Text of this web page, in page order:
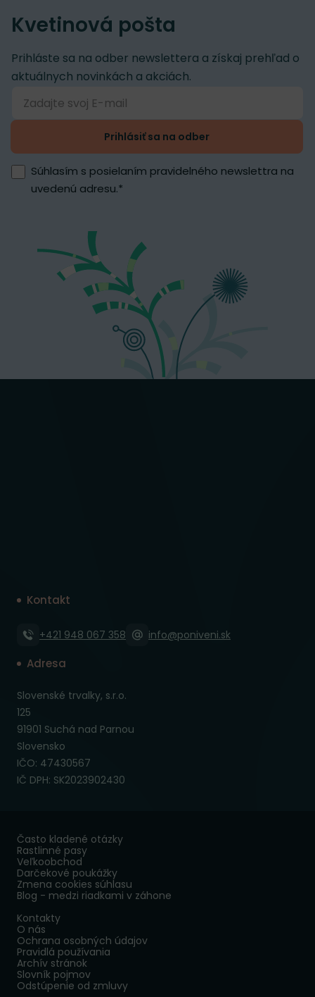
Kvetinová pošta
Prihláste sa na odber newslettera a získaj prehľad o
aktuálnych novinkách a akciách.
Prihlásiť sa na odber
Súhlasím s posielaním pravidelného newslettra na
uvedenú adresu.*
Kontakt
+421 948 067 358 info@poniveni.sk
Adresa
Slovenské trvalky, s.r.o.
125
91901 Suchá nad Parnou
Slovensko
IČO: 47430567
IČ DPH: SK2023902430
Často kladené otázky
Rastlinné pasy
Veľkoobchod
Darčekové poukážky
Zmena cookies súhlasu
Blog - medzi riadkami v záhone
Kontakty
O nás
Ochrana osobných údajov
Pravidlá používania
Archív stránok
Slovník pojmov
Odstúpenie od zmluvy